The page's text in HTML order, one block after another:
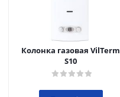
Колонка газовая VilTerm
S10